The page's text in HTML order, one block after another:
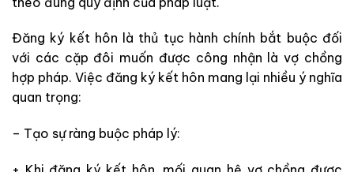
Đăng ký kết hôn là thủ tục hành chính bắt buộc đối
với các cặp đôi muốn được công nhận là vợ chồng
hợp pháp. Việc đăng ký kết hôn mang lại nhiều ý nghĩa
quan trọng:
– Tạo sự ràng buộc pháp lý: